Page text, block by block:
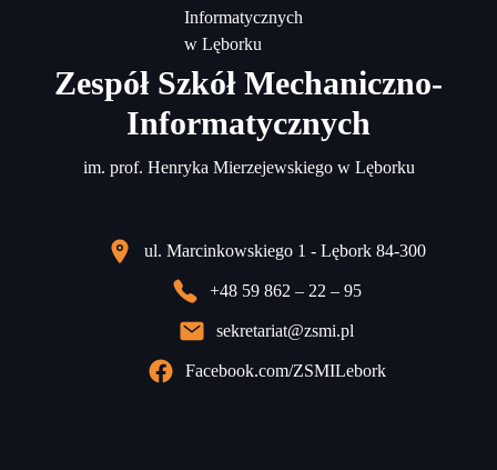
Zespół Szkół Mechaniczno-
Informatycznych
im. prof. Henryka Mierzejewskiego w Lęborku
ul. Marcinkowskiego 1 - Lębork 84-300
+48 59 862 – 22 – 95
sekretariat@zsmi.pl
Facebook.com/ZSMILebork